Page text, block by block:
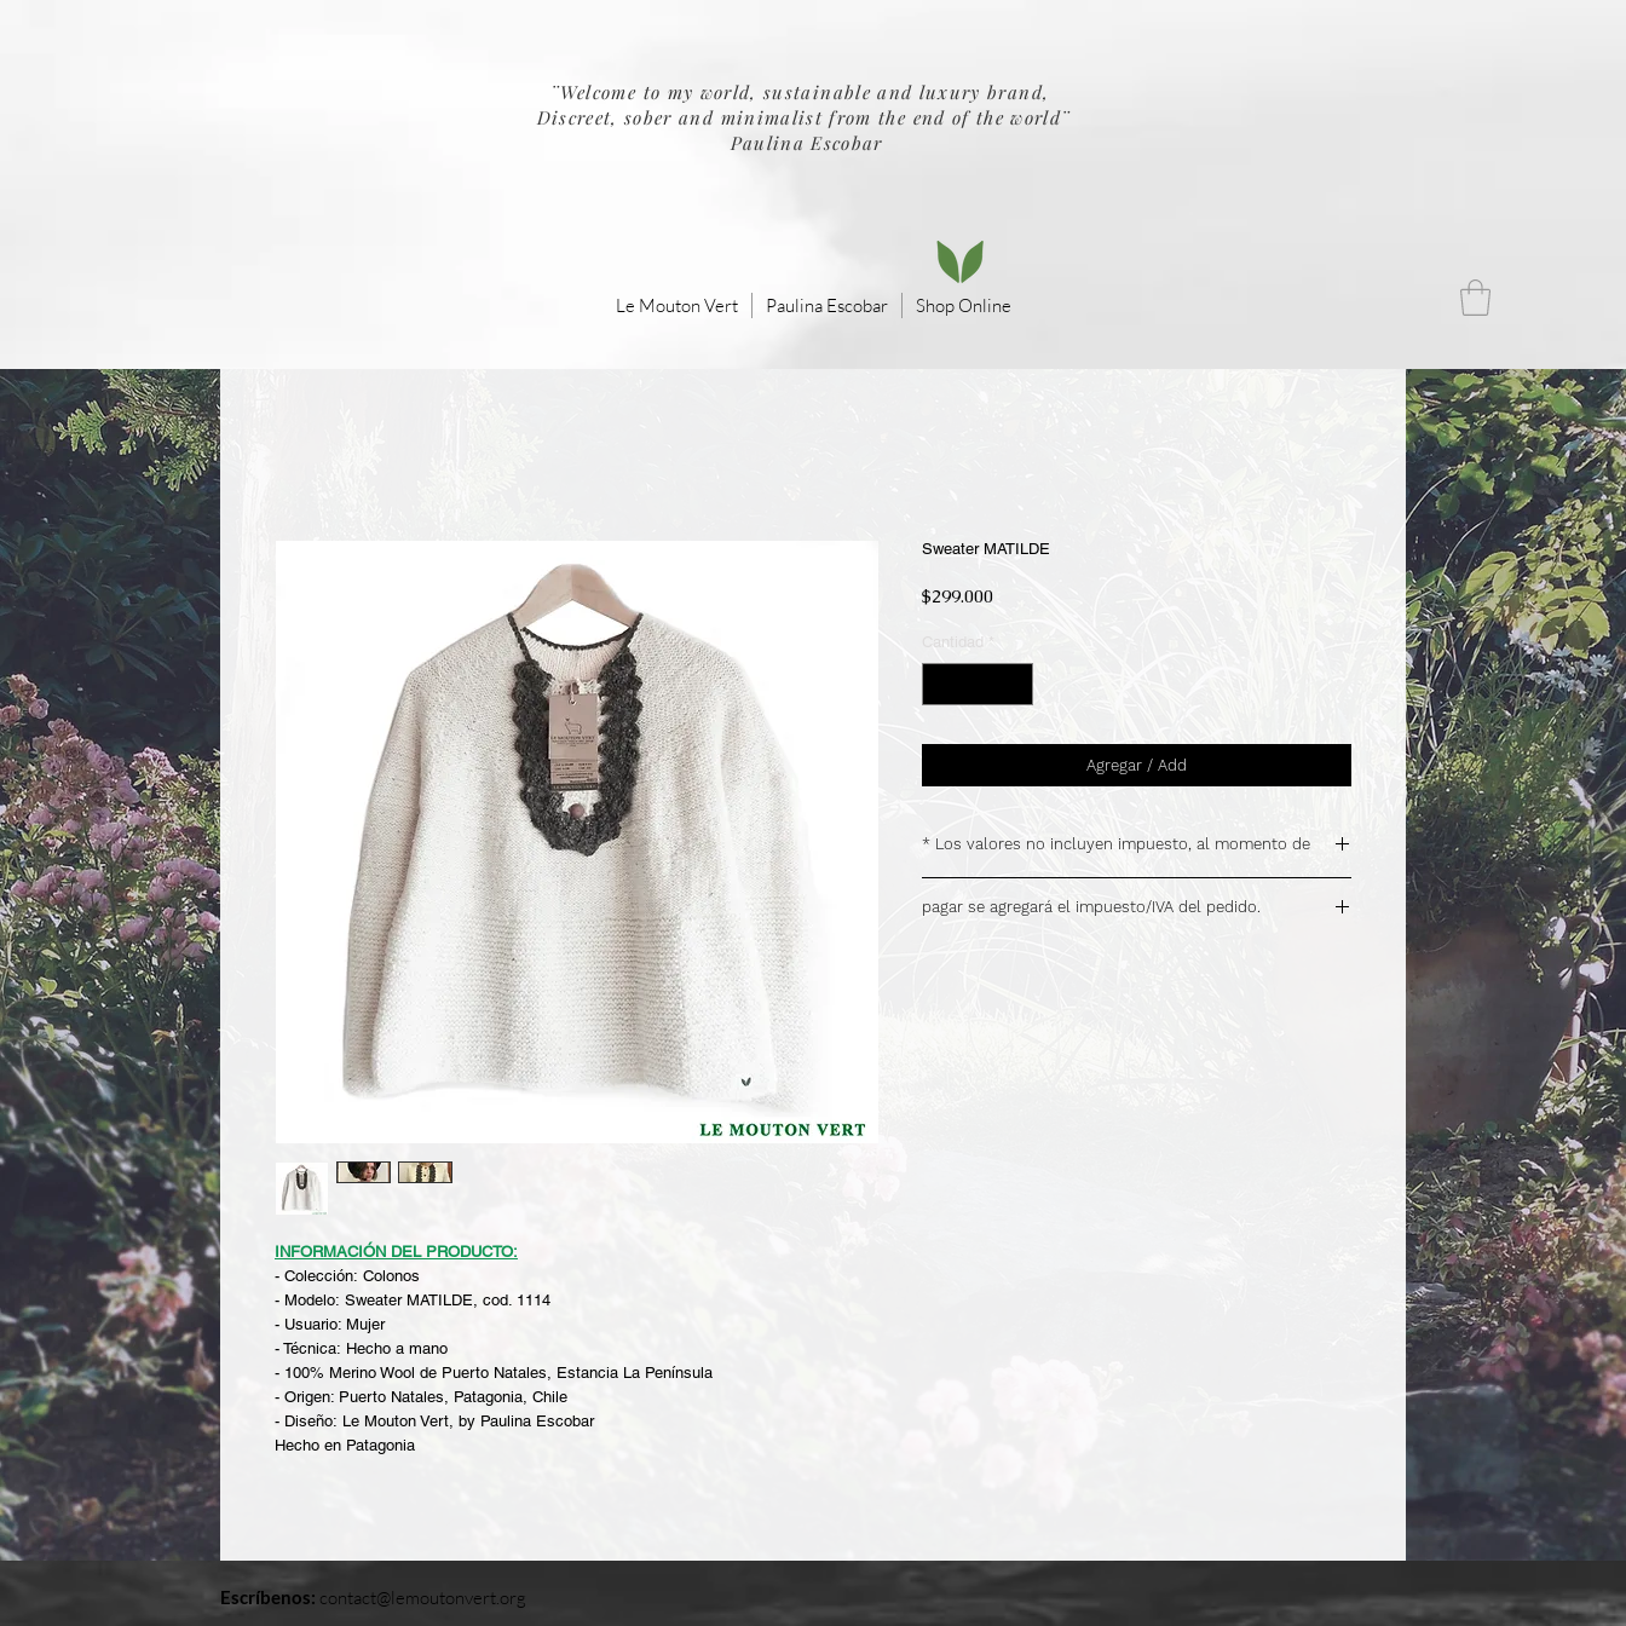
¨Welcome to my world, sustainable and luxury brand,
Discreet, sober and minimalist from the end of the world¨
Paulina Escobar
Le Mouton Vert Paulina Escobar Shop Online
INFORMACIÓN DEL PRODUCTO:
- Colección: Colonos
- Modelo: Sweater MATILDE, cod. 1114
- Usuario: Mujer
- Técnica: Hecho a mano
- 100% Merino Wool de Puerto Natales, Estancia La Península
- Origen: Puerto Natales, Patagonia, Chile
- Diseño: Le Mouton Vert, by Paulina Escobar
Hecho en Patagonia
Sweater MATILDE
$299.000Precio
Cantidad *
Agregar / Add
* Los valores no incluyen impuesto, al momento de
pagar se agregará el impuesto/IVA del pedido.
Escríbenos: contact@lemoutonvert.org